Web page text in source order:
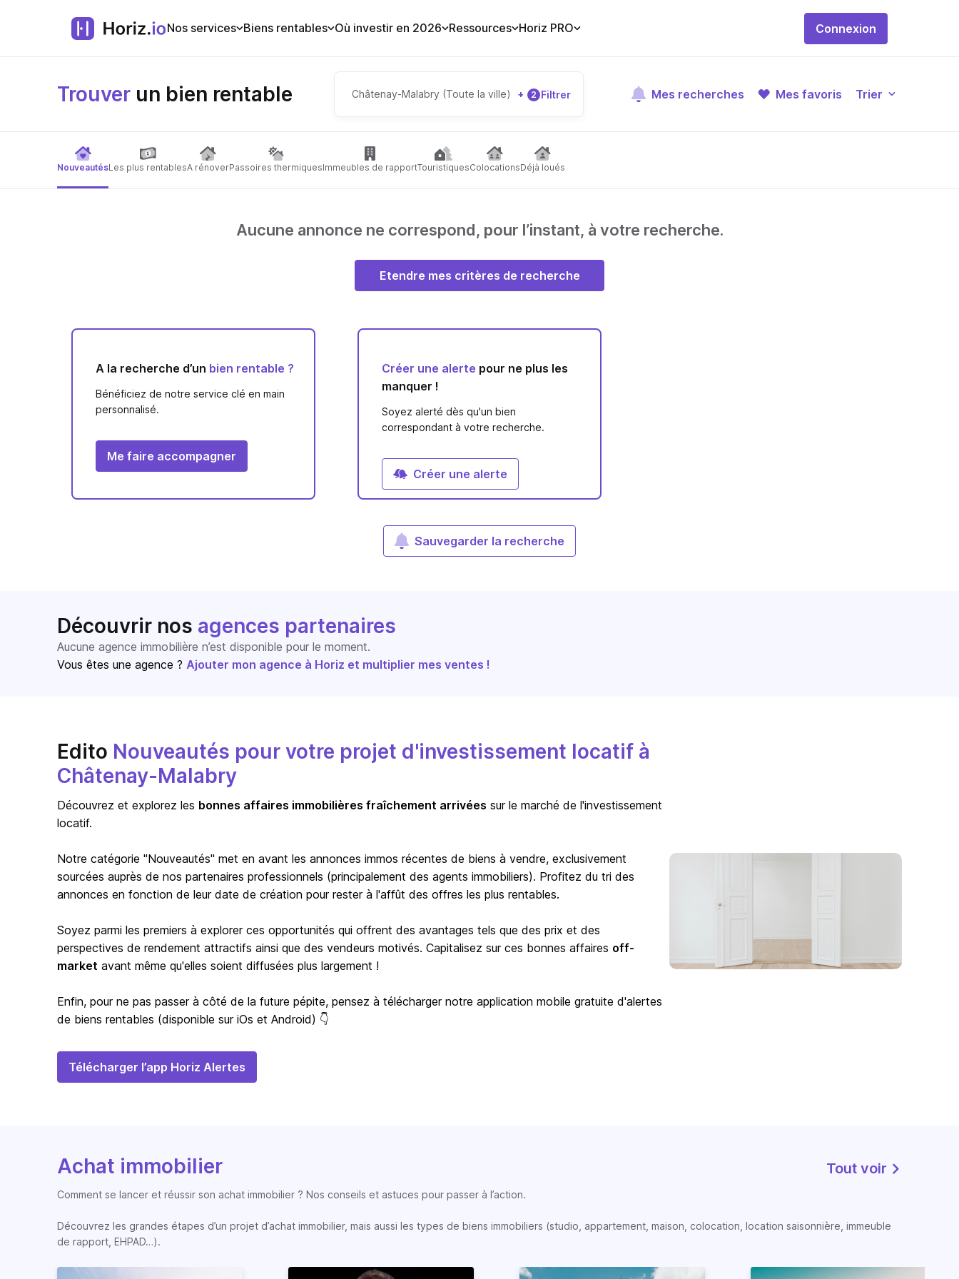
Nos services Biens rentables Où investir en 2026 Ressources Horiz PRO Connexion
Trouver un bien rentable Châtenay-Malabry (Toute la ville) + 2 Filtrer Mes recherches Mes favoris Trier
NouveautésLes plus rentablesA rénoverPassoires thermiquesImmeubles de rapportTouristiquesColocationsDéjà loués
Aucune annonce ne correspond, pour l’instant, à votre recherche.
Etendre mes critères de recherche
A la recherche d’un bien rentable ?
Bénéficiez de notre service clé en main
personnalisé.
Me faire accompagner
Créer une alerte pour ne plus les
manquer !
Soyez alerté dès qu'un bien
correspondant à votre recherche.
Créer une alerte
Sauvegarder la recherche
Découvrir nos agences partenaires
Aucune agence immobilière n’est disponible pour le moment.
Vous êtes une agence ? Ajouter mon agence à Horiz et multiplier mes ventes !
Edito Nouveautés pour votre projet d'investissement locatif à
Châtenay-Malabry
Découvrez et explorez les bonnes affaires immobilières fraîchement arrivées sur le marché de l'investissement
locatif.
Notre catégorie "Nouveautés" met en avant les annonces immos récentes de biens à vendre, exclusivement
sourcées auprès de nos partenaires professionnels (principalement des agents immobiliers). Profitez du tri des
annonces en fonction de leur date de création pour rester à l'affût des offres les plus rentables.
Soyez parmi les premiers à explorer ces opportunités qui offrent des avantages tels que des prix et des
perspectives de rendement attractifs ainsi que des vendeurs motivés. Capitalisez sur ces bonnes affaires off-
market avant même qu'elles soient diffusées plus largement !
Enfin, pour ne pas passer à côté de la future pépite, pensez à télécharger notre application mobile gratuite d'alertes
de biens rentables (disponible sur iOs et Android) 👇
Télécharger l’app Horiz Alertes
Achat immobilier Tout voir
Comment se lancer et réussir son achat immobilier ? Nos conseils et astuces pour passer à l’action.
Découvrez les grandes étapes d’un projet d’achat immobilier, mais aussi les types de biens immobiliers (studio, appartement, maison, colocation, location saisonnière, immeuble
de rapport, EHPAD…).